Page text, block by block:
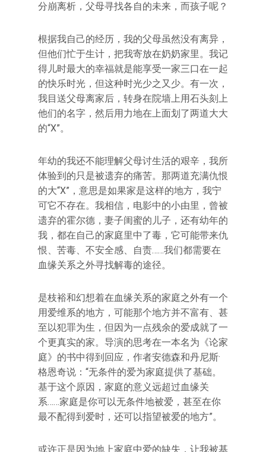
分崩离析，父母寻找各自的未来，而孩子呢？
根据我自己的经历，我的父母虽然没有离异，
但他们忙于生计，把我寄放在奶奶家里。我记
得儿时最大的幸福就是能享受一家三口在一起
的快乐时光，但这种时光少之又少。有一次，
我目送父母离家后，转身在院墙上用石头刻上
他们的名字，然后用力地在上面划了两道大大
的“X”。
年幼的我还不能理解父母讨生活的艰辛，我所
体验到的只是被遗弃的痛苦。那两道充满仇恨
的大“X”，意思是如果家是这样的地方，我宁
可它不存在。我相信，电影中的小由里，曾被
遗弃的霍尔德，妻子闺蜜的儿子，还有幼年的
我，都在自己的家庭里中了毒，它可能带来仇
恨、苦毒、不安全感、自责……我们都需要在
血缘关系之外寻找解毒的途径。
是枝裕和幻想着在血缘关系的家庭之外有一个
用爱维系的地方，可能那个地方并不富有、甚
至以犯罪为生，但因为一点残余的爱成就了一
个更真实的家。导演的思考在一本名为《论家
庭》的书中得到回应，作者安德森和丹尼斯·
格恩奇说：“无条件的爱为家庭提供了基础。
基于这个原因，家庭的意义远超过血缘关
系……家庭是你可以无条件地被爱，甚至在你
最不配得到爱时，还可以指望被爱的地方”。
或许正是因为地上家庭中爱的缺失，让我被基